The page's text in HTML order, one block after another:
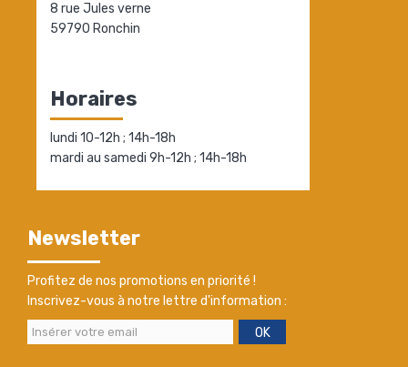
8 rue Jules verne
59790 Ronchin
Horaires
lundi 10-12h ; 14h-18h
mardi au samedi 9h-12h ; 14h-18h
Newsletter
Profitez de nos promotions en priorité !
Inscrivez-vous à notre lettre d'information :
OK